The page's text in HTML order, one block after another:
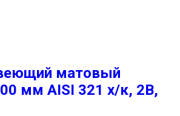
матовый
мм AISI 321 х/к, 2B,